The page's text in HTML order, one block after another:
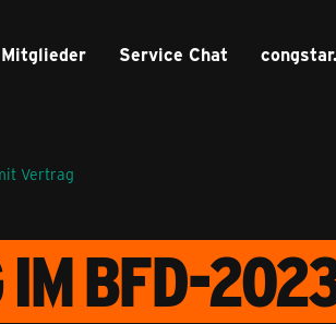
Mitglieder Service Chat
Vertrag
BFD-